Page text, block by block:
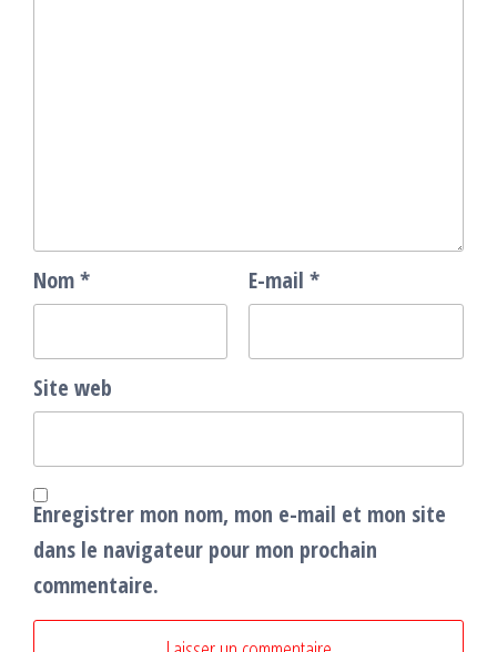
Nom* E-mail *
Site web
Enregistrer mon nom, mon e-mail et mon site
dans le navigateur pour mon prochain
commentaire.